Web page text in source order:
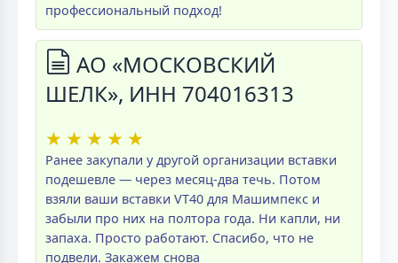
профессиональный подход!
АО «МОСКОВСКИЙ
ШЕЛК», ИНН 704016313
★ ★ ★ ★ ★
Ранее закупали у другой организации вставки
подешевле — через месяц-два течь. Потом
взяли ваши вставки VT40 для Машимпекс и
забыли про них на полтора года. Ни капли, ни
запаха. Просто работают. Спасибо, что не
подвели. Закажем снова